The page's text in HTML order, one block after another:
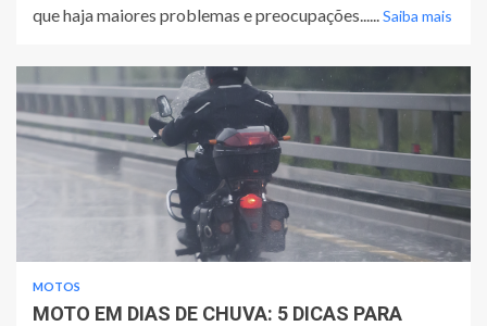
que haja maiores problemas e preocupações......Saiba mais
MOTOS
MOTO EM DIAS DE CHUVA: 5 DICAS PARA